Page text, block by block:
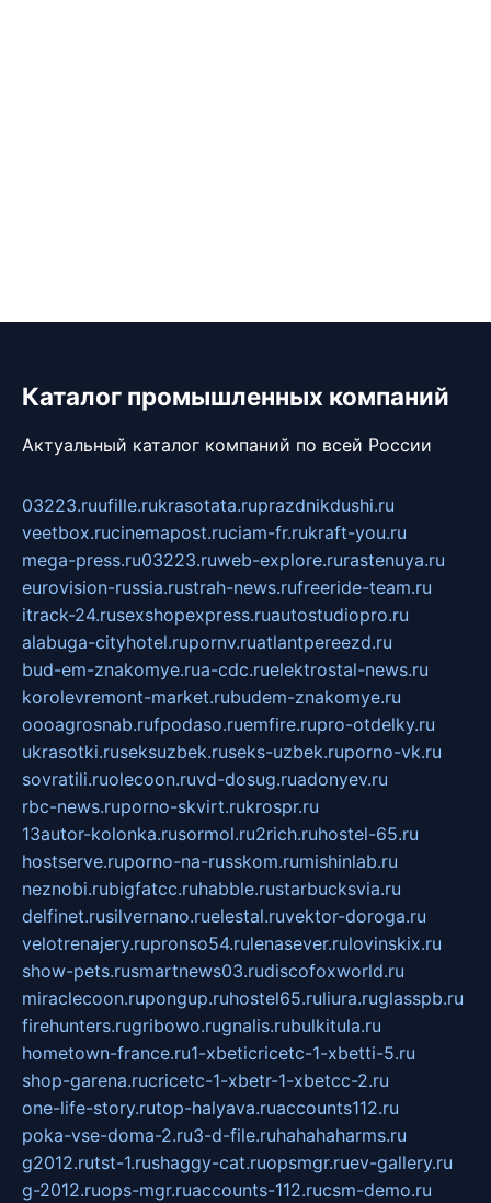
Каталог промышленных компаний
Актуальный каталог компаний по всей России
03223.ruufille.rukrasotata.ruprazdnikdushi.ru
veetbox.rucinemapost.ruciam-fr.rukraft-you.ru
mega-press.ru03223.ruweb-explore.rurastenuya.ru
eurovision-russia.rustrah-news.rufreeride-team.ru
itrack-24.rusexshopexpress.ruautostudiopro.ru
alabuga-cityhotel.rupornv.ruatlantpereezd.ru
bud-em-znakomye.rua-cdc.ruelektrostal-news.ru
korolevremont-market.rubudem-znakomye.ru
oooagrosnab.rufpodaso.ruemfire.rupro-otdelky.ru
ukrasotki.ruseksuzbek.ruseks-uzbek.ruporno-vk.ru
sovratili.ruolecoon.ruvd-dosug.ruadonyev.ru
rbc-news.ruporno-skvirt.rukrospr.ru
13autor-kolonka.rusormol.ru2rich.ruhostel-65.ru
hostserve.ruporno-na-russkom.rumishinlab.ru
neznobi.rubigfatcc.ruhabble.rustarbucksvia.ru
delfinet.rusilvernano.ruelestal.ruvektor-doroga.ru
velotrenajery.rupronso54.rulenasever.rulovinskix.ru
show-pets.rusmartnews03.rudiscofoxworld.ru
miraclecoon.rupongup.ruhostel65.ruliura.ruglasspb.ru
firehunters.rugribowo.rugnalis.rubulkitula.ru
hometown-france.ru1-xbeticricetc-1-xbetti-5.ru
shop-garena.rucricetc-1-xbetr-1-xbetcc-2.ru
one-life-story.rutop-halyava.ruaccounts112.ru
poka-vse-doma-2.ru3-d-file.ruhahahaharms.ru
g2012.rutst-1.rushaggy-cat.ruopsmgr.ruev-gallery.ru
g-2012.ruops-mgr.ruaccounts-112.rucsm-demo.ru